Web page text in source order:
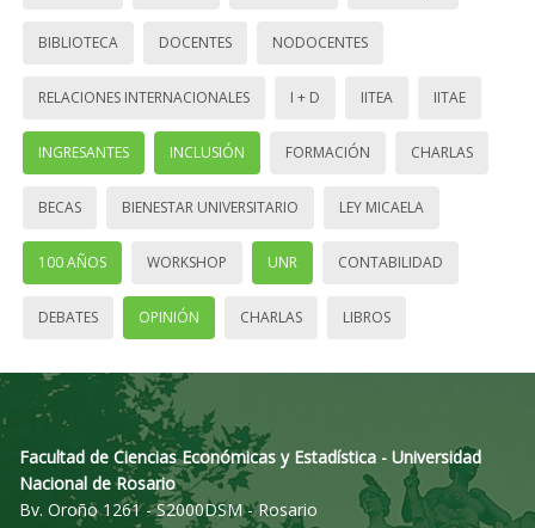
BIBLIOTECA DOCENTES NODOCENTES
RELACIONES INTERNACIONALES I + D IITEA IITAE
INGRESANTES INCLUSIÓN FORMACIÓN CHARLAS
BECAS BIENESTAR UNIVERSITARIO LEY MICAELA
100 AÑOS WORKSHOP UNR CONTABILIDAD
DEBATES OPINIÓN CHARLAS LIBROS
Facultad de Ciencias Económicas y Estadística - Universidad
Nacional de Rosario
Bv. Oroño 1261 - S2000DSM - Rosario